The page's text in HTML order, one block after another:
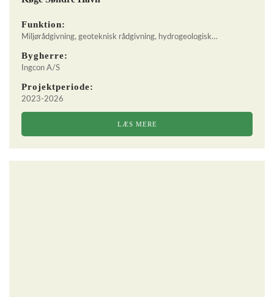
Funktion:
Miljørådgivning, geoteknisk rådgivning, hydrogeologisk…
Bygherre:
Ingcon A/S
Projektperiode:
2023-2026
LÆS MERE